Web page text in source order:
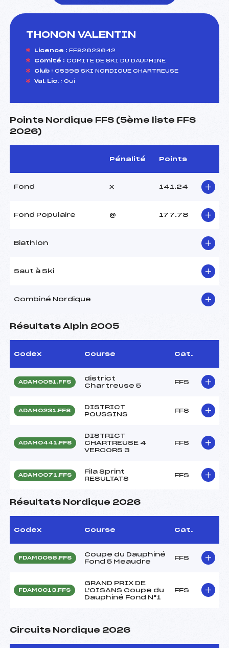
THONON VALENTIN
Licence : FFS2623642
Comité : COMITE DE SKI DU DAUPHINE
Club : 05398 SKI NORDIQUE CHARTREUSE
Val. Lic. : Oui
Points Nordique FFS (5ème liste FFS
2026)
Pénalité Points
Fond x 141.24
Fond Populaire @ 177.78
Biathlon
Saut à Ski
Combiné Nordique
Résultats Alpin 2005
Codex Course Cat.
ADAM0051.FFS
district
Chartreuse 5
FFS
ADAM0231.FFS
DISTRICT
POUSSINS
FFS
ADAM0441.FFS
DISTRICT
CHARTREUSE 4
VERCORS 3
FFS
ADAM0071.FFS
Fila Sprint
RESULTATS
FFS
Résultats Nordique 2026
Codex Course Cat.
FDAM0056.FFS
Coupe du Dauphiné
Fond 5 Meaudre
FFS
FDAM0013.FFS
GRAND PRIX DE
L'OISANS Coupe du
Dauphiné Fond N°1
FFS
Circuits Nordique 2026